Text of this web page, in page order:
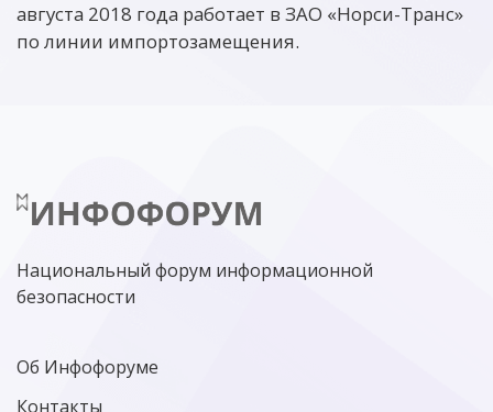
августа 2018 года работает в ЗАО «Норси-Транс»
по линии импортозамещения.
Национальный форум информационной
безопасности
Об Инфофоруме
Контакты